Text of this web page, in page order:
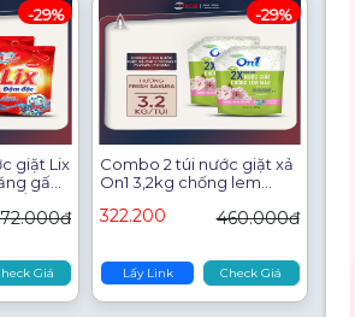
giặt Lix
gấp
tẩy
ẩm mốc
Giá
-29%
Combo 2 túi nước giặt xả
On1 3,2kg chống lem
Giặt giũ quần áo dùng
322.200 460.000đ
Lấy Link Check Giá
-29%